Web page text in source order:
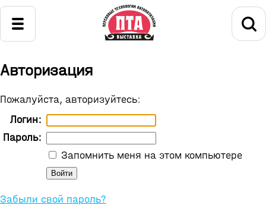
Авторизация
Пожалуйста, авторизуйтесь:
Логин:
Пароль:
Запомнить меня на этом компьютере
Забыли свой пароль?